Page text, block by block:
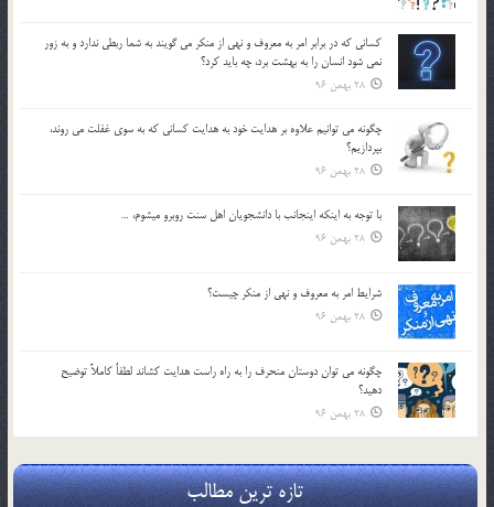
كساني كه در برابر امر به معروف و نهي از منكر مي گويند به شما ربطي ندارد و به زور
نمي شود انسان را به بهشت برد، چه بايد كرد؟
28 بهمن 96
چگونه مي توانيم علاوه بر هدايت خود به هدايت كساني كه به سوي غفلت مي روند،
بپردازيم؟
28 بهمن 96
با توجه به اينكه اينجانب با دانشجويان اهل سنت روبرو مي‎شوم، …
28 بهمن 96
شرايط امر به معروف و نهي از منكر چيست؟
28 بهمن 96
چگونه مي توان دوستان منحرف را به راه راست هدايت كشاند لطفاٌ كاملاً توضيح
دهيد؟
28 بهمن 96
تازه ترین مطالب